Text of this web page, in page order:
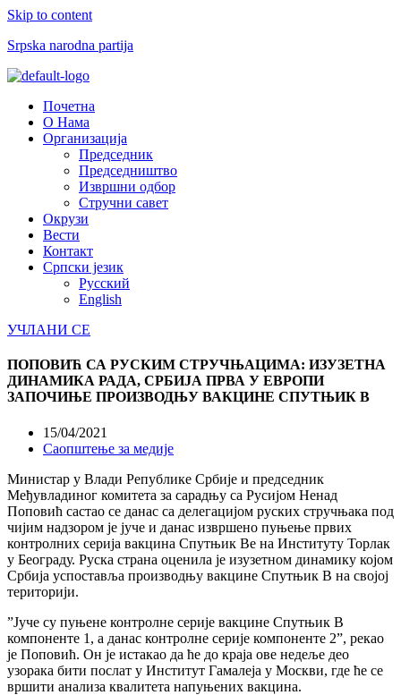
Skip to content
Srpska narodna partija
Menu
Почетна
О Нама
Организација
Председник
Председништво
Извршни одбор
Стручни савет
Окрузи
Вести
Контакт
Српски језик
Русский
English
УЧЛАНИ СЕ
ПОПОВИЋ СА РУСКИМ СТРУЧЊАЦИМА: ИЗУЗЕТНА
ДИНАМИКА РАДА, СРБИЈА ПРВА У ЕВРОПИ
ЗАПОЧИЊЕ ПРОИЗВОДЊУ ВАКЦИНЕ СПУТЊИК В
15/04/2021
Саопштење за медије
Министар у Влади Републике Србије и председник
Међувладиног комитета за сарадњу са Русијом Ненад
Поповић састао се данас са делегацијом руских стручњака под
чијим надзором је јуче и данас извршено пуњење првих
контролних серија вакцина Спутњик Ве на Институту Торлак
у Београду. Руска страна оценила је изузетном динамику којом
Србија успоставља производњу вакцине Спутњик В на својој
територији.
”Јуче су пуњене контролне серије вакцине Спутњик В
компоненте 1, а данас контролне серије компоненте 2”, рекао
је Поповић. Он је истакао да ће до краја ове недеље део
узорака бити послат у Институт Гамалеја у Москви, где ће се
вршити анализа квалитета напуњених вакцина.